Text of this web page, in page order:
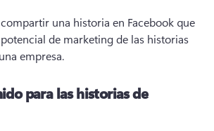
una historia en Facebook que
de marketing de las historias
empresa.
para las historias de